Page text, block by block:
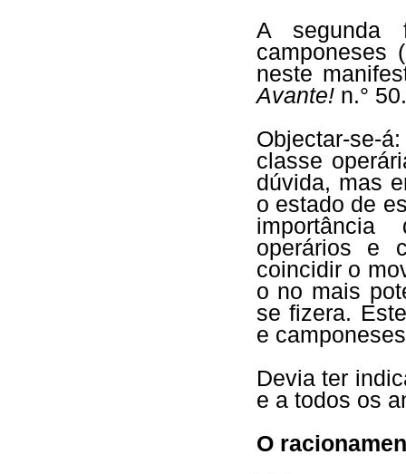
A segunda
camponeses
neste
Avante!n.° 50.
Objectar-
classe
dúvida, mas
o estado de
importância
operários e
coincidir o
o no mais
se fizera.
e
Devia ter
e a todos os
O